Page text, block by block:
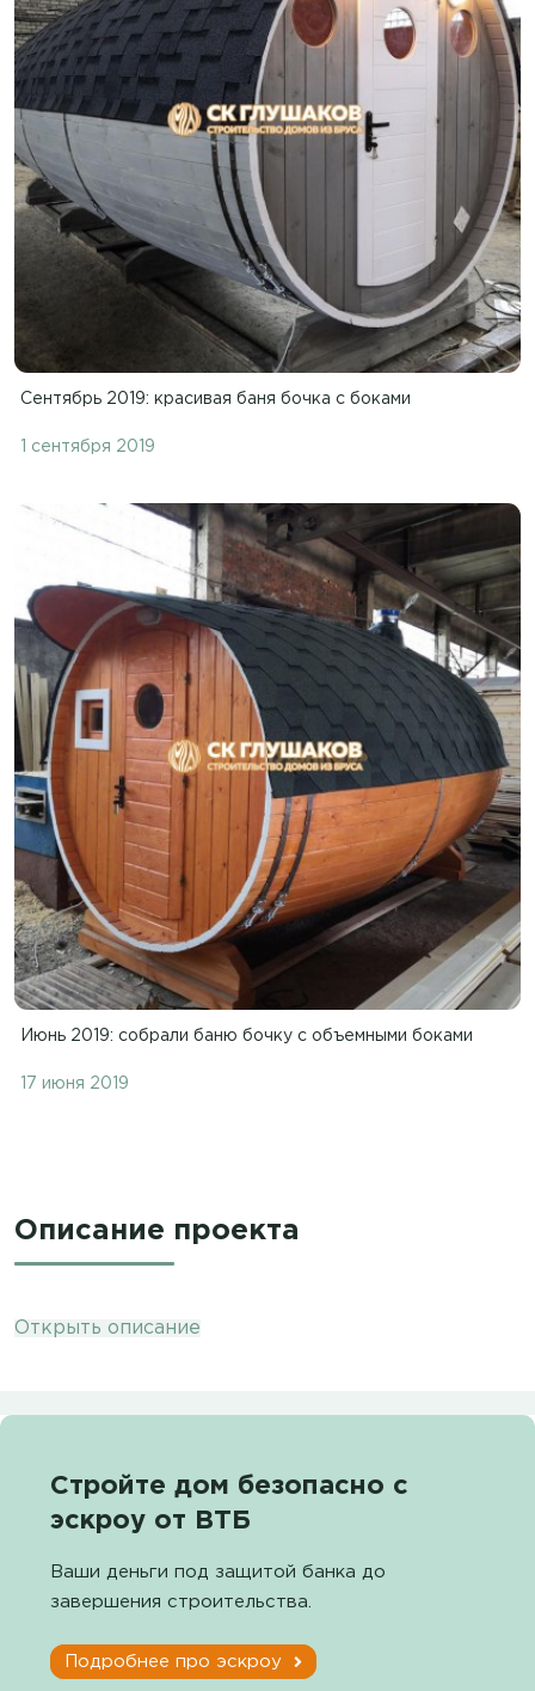
Сентябрь 2019: красивая баня бочка с боками
1 сентября 2019
Июнь 2019: собрали баню бочку с объемными боками
17 июня 2019
Описание проекта
Открыть описание
Стройте дом безопасно с
эскроу от ВТБ
Ваши деньги под защитой банка до
завершения строительства.
Подробнее про эскроу